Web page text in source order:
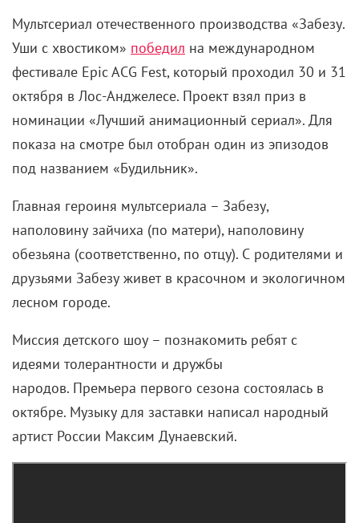
Мультсериал отечественного производства «Забезу.
Уши с хвостиком» победил на международном
фестивале Epic ACG Fest, который проходил 30 и 31
октября в Лос-Анджелесе. Проект взял приз в
номинации «Лучший анимационный сериал». Для
показа на смотре был отобран один из эпизодов
под названием «Будильник».
Главная героиня мультсериала – Забезу,
наполовину зайчиха (по матери), наполовину
обезьяна (соответственно, по отцу). С родителями и
друзьями Забезу живет в красочном и экологичном
лесном городе.
Миссия детского шоу – познакомить ребят с
идеями толерантности и дружбы
народов. Премьера первого сезона состоялась в
октябре. Музыку для заставки написал народный
артист России Максим Дунаевский.